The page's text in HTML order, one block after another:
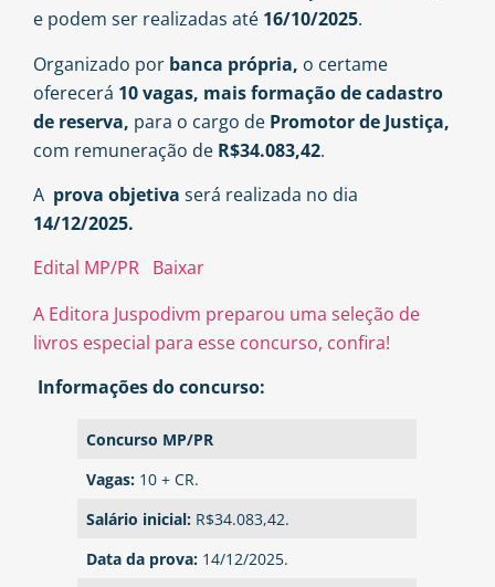
e podem ser realizadas até 16/10/2025.
Organizado por banca própria, o certame
oferecerá 10 vagas, mais formação de cadastro
de reserva, para o cargo de Promotor de Justiça,
com remuneração de R$34.083,42.
A prova objetiva será realizada no dia
14/12/2025.
Edital MP/PR Baixar
A Editora Juspodivm preparou uma seleção de
livros especial para esse concurso, confira!
Informações do concurso:
Concurso MP/PR
Vagas: 10 + CR.
Salário inicial: R$34.083,42.
Data da prova: 14/12/2025.